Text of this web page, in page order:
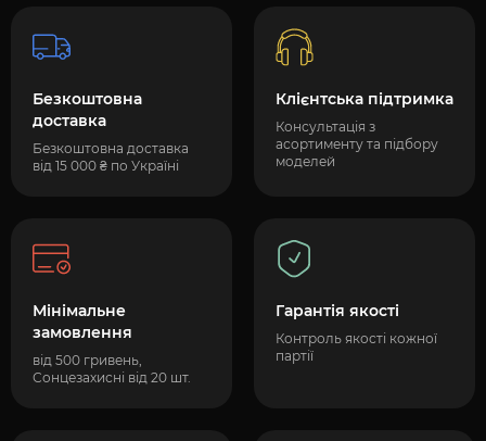
Безкоштовна
доставка
Безкоштовна доставка
від 15 000 ₴ по Україні
Клієнтська підтримка
Консультація з
асортименту та підбору
моделей
Мінімальне
замовлення
від 500 гривень,
Сонцезахисні від 20 шт.
Гарантія якості
Контроль якості кожної
партії